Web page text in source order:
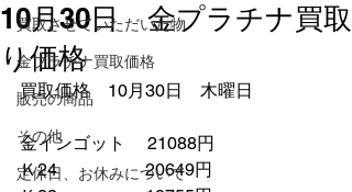
買取させていただいた物
金プラチナ買取価格
販売の商品
その他
定休日、お休みについて
10月30日 金プラチナ買取
り価格
買取価格　10月30日　木曜日
金インゴット　 21088円
Ｋ24　　　　　20649円